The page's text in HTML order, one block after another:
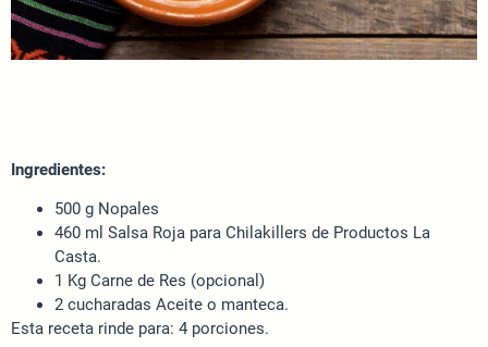
Ingredientes:
500 g Nopales
460 ml Salsa Roja para Chilakillers de Productos La
Casta.
1 Kg Carne de Res (opcional)
2 cucharadas Aceite o manteca.
Esta receta rinde para: 4 porciones.